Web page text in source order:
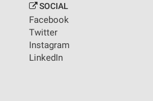
SOCIAL
Facebook
Twitter
Instagram
LinkedIn